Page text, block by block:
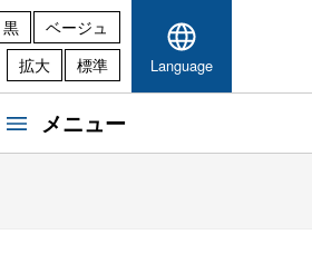
黒
ベージュ
拡大 標準 Language
メニュー